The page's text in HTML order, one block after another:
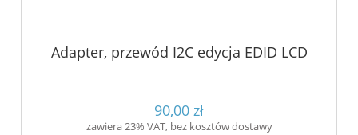
Adapter, przewód I2C edycja EDID LCD
90,00 zł
zawiera 23% VAT, bez kosztów dostawy